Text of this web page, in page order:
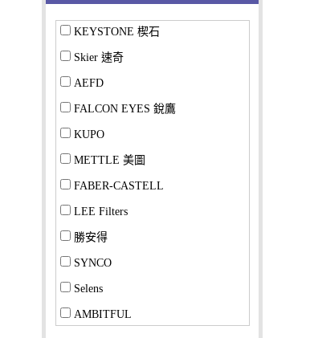
KEYSTONE 楔石
Skier 速奇
AEFD
FALCON EYES 銳鷹
KUPO
METTLE 美圖
FABER-CASTELL
LEE Filters
勝安得
SYNCO
Selens
AMBITFUL